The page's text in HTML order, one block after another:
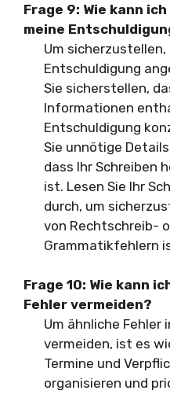
Frage 9: Wie kann
meine
Um sicherzustellen,
Entschuldigung
Sie sicherstellen,
Informationen
Entschuldigung
Sie unnötige
dass Ihr Schreiben
ist. Lesen Sie Ihr
durch, um
von Rechtschreib-
Grammatikfehlern
Frage 10: Wie kann
Fehler vermeiden?
Um ähnliche Fehler
vermeiden, ist es
Termine und
organisieren und